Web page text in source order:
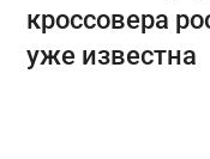
кроссовера
уже известна